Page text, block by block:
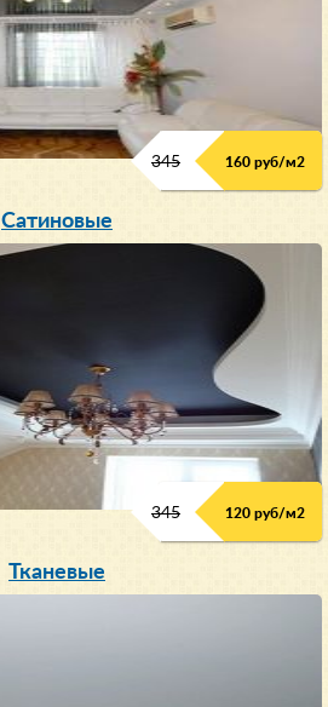
345 160 руб/м2
Сатиновые
345 120 руб/м2
Тканевые